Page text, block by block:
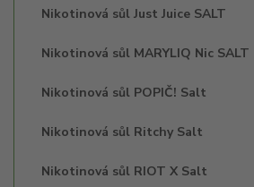
Nikotinová sůl Just Juice SALT
Nikotinová sůl MARYLIQ Nic SALT
Nikotinová sůl POPIČ! Salt
Nikotinová sůl Ritchy Salt
Nikotinová sůl RIOT X Salt